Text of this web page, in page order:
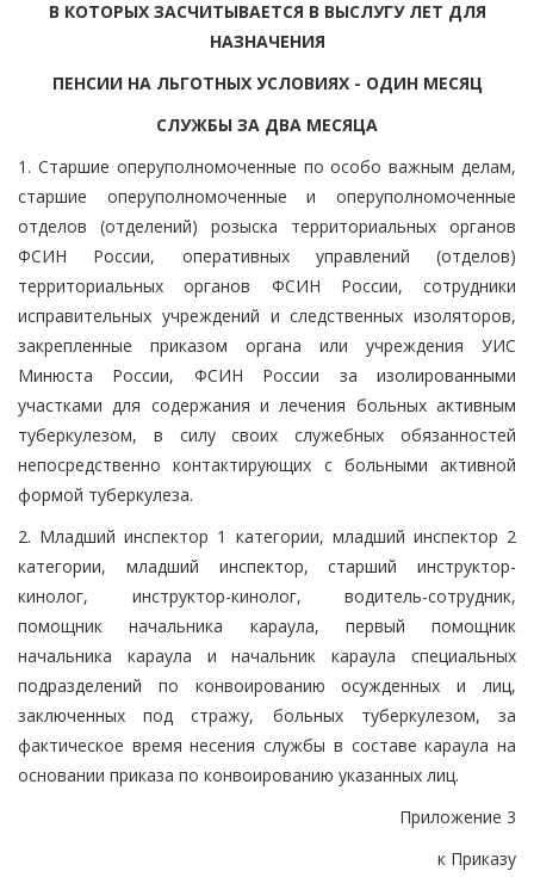
В КОТОРЫХ ЗАСЧИТЫВАЕТСЯ В ВЫСЛУГУ ЛЕТ ДЛЯ
НАЗНАЧЕНИЯ
ПЕНСИИ НА ЛЬГОТНЫХ УСЛОВИЯХ - ОДИН МЕСЯЦ
СЛУЖБЫ ЗА ДВА МЕСЯЦА
1. Старшие оперуполномоченные по особо важным делам,
старшие оперуполномоченные и оперуполномоченные
отделов (отделений) розыска территориальных органов
ФСИН России, оперативных управлений (отделов)
территориальных органов ФСИН России, сотрудники
исправительных учреждений и следственных изоляторов,
закрепленные приказом органа или учреждения УИС
Минюста России, ФСИН России за изолированными
участками для содержания и лечения больных активным
туберкулезом, в силу своих служебных обязанностей
непосредственно контактирующих с больными активной
формой туберкулеза.
2. Младший инспектор 1 категории, младший инспектор 2
категории, младший инспектор, старший инструктор-
кинолог, инструктор-кинолог, водитель-сотрудник,
помощник начальника караула, первый помощник
начальника караула и начальник караула специальных
подразделений по конвоированию осужденных и лиц,
заключенных под стражу, больных туберкулезом, за
фактическое время несения службы в составе караула на
основании приказа по конвоированию указанных лиц.
Приложение 3
к Приказу